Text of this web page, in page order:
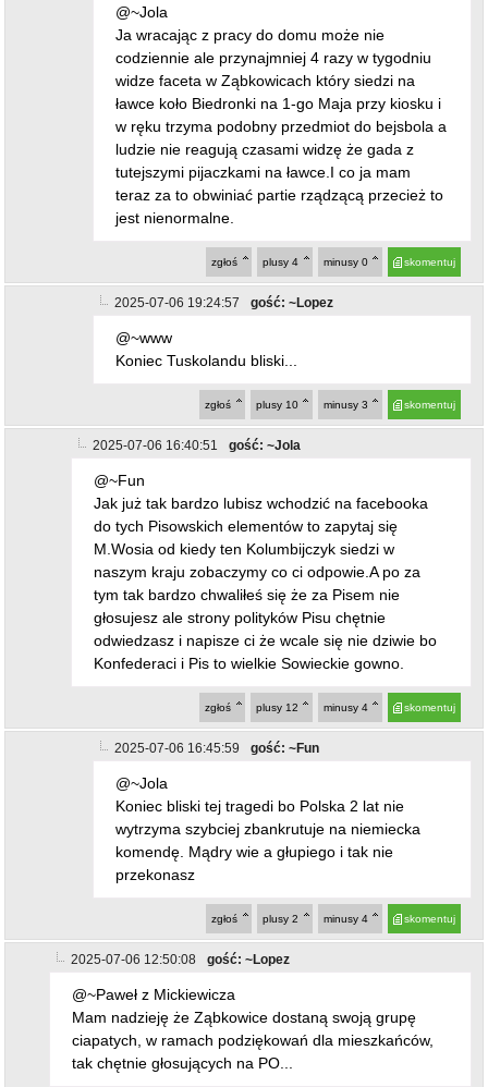
@~Jola
Ja wracając z pracy do domu może nie
codziennie ale przynajmniej 4 razy w tygodniu
widze faceta w Ząbkowicach który siedzi na
ławce koło Biedronki na 1-go Maja przy kiosku i
w ręku trzyma podobny przedmiot do bejsbola a
ludzie nie reagują czasami widzę że gada z
tutejszymi pijaczkami na ławce.I co ja mam
teraz za to obwiniać partie rządzącą przecież to
jest nienormalne.
skomentuj
minusy 0
plusy 4
zgłoś
2025-07-06 19:24:57 gość: ~Lopez
@~www
Koniec Tuskolandu bliski...
skomentuj
minusy 3
plusy 10
zgłoś
2025-07-06 16:40:51 gość: ~Jola
@~Fun
Jak już tak bardzo lubisz wchodzić na facebooka
do tych Pisowskich elementów to zapytaj się
M.Wosia od kiedy ten Kolumbijczyk siedzi w
naszym kraju zobaczymy co ci odpowie.A po za
tym tak bardzo chwaliłeś się że za Pisem nie
głosujesz ale strony polityków Pisu chętnie
odwiedzasz i napisze ci że wcale się nie dziwie bo
Konfederaci i Pis to wielkie Sowieckie gowno.
skomentuj
minusy 4
plusy 12
zgłoś
2025-07-06 16:45:59 gość: ~Fun
@~Jola
Koniec bliski tej tragedi bo Polska 2 lat nie
wytrzyma szybciej zbankrutuje na niemiecka
komendę. Mądry wie a głupiego i tak nie
przekonasz
skomentuj
minusy 4
plusy 2
zgłoś
2025-07-06 12:50:08 gość: ~Lopez
@~Paweł z Mickiewicza
Mam nadzieję że Ząbkowice dostaną swoją grupę
ciapatych, w ramach podziękowań dla mieszkańców,
tak chętnie głosujących na PO...